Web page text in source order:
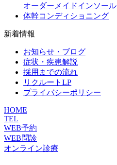
オーダーメイドインソール
体幹コンディショニング
新着情報
お知らせ・ブログ
症状・疾患解説
採用までの流れ
リクルートLP
プライバシーポリシー
HOME
TEL
WEB予約
WEB問診
オンライン診療